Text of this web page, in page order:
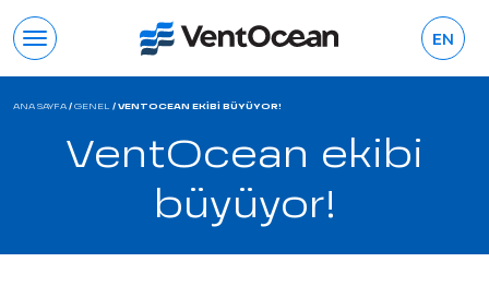
EN
ANA SAYFA / GENEL / VENTOCEAN EKIBI BÜYÜYOR!
VentOcean ekibi
büyüyor!